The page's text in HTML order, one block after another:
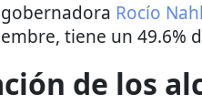
Rocío
tiene un 49.6%
de los